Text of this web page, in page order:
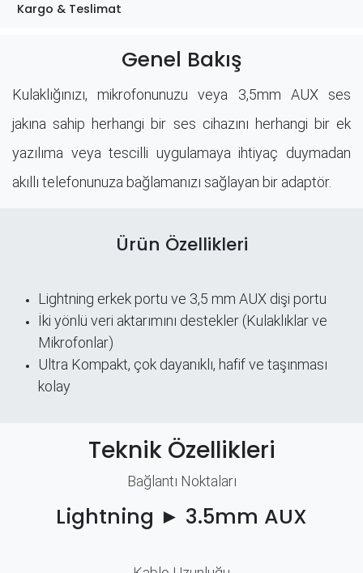
Kargo & Teslimat
Genel Bakış
Kulaklığınızı, mikrofonunuzu veya 3,5mm AUX ses
jakına sahip herhangi bir ses cihazını herhangi bir ek
yazılıma veya tescilli uygulamaya ihtiyaç duymadan
akıllı telefonunuza bağlamanızı sağlayan bir adaptör.
Ürün Özellikleri
Lightning erkek portu ve 3,5 mm AUX dişi portu
İki yönlü veri aktarımını destekler (Kulaklıklar ve
Mikrofonlar)
Ultra Kompakt, çok dayanıklı, hafif ve taşınması
kolay
Teknik Özellikleri
Bağlantı Noktaları​
Lightning ► 3.5mm AUX